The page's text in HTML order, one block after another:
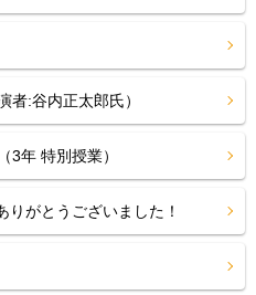
者:谷内正太郎氏）
3年 特別授業）
がとうございました！